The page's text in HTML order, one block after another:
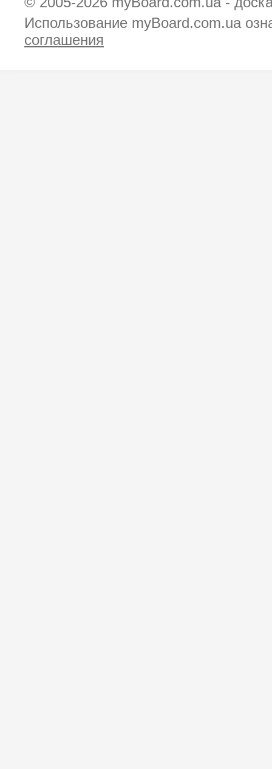
Использование myBoard.com.ua
соглашения